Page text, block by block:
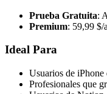
Prueba Gratuita:
Premium: 59,99 $/
Ideal Para
Usuarios de iPhone
Profesionales que